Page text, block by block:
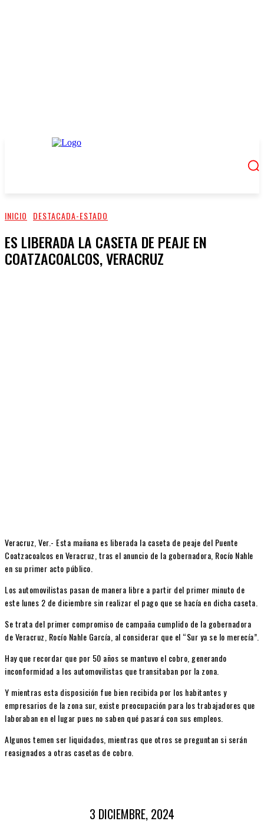
INICIO DESTACADA-ESTADO
ES LIBERADA LA CASETA DE PEAJE EN
COATZACOALCOS, VERACRUZ
Veracruz, Ver.- Esta mañana es liberada la caseta de peaje del Puente
Coatzacoalcos en Veracruz, tras el anuncio de la gobernadora, Rocío Nahle
en su primer acto público.
Los automovilistas pasan de manera libre a partir del primer minuto de
este lunes 2 de diciembre sin realizar el pago que se hacía en dicha caseta.
Se trata del primer compromiso de campaña cumplido de la gobernadora
de Veracruz, Rocío Nahle García, al considerar que el “Sur ya se lo merecía”.
Hay que recordar que por 50 años se mantuvo el cobro, generando
inconformidad a los automovilistas que transitaban por la zona.
Y mientras esta disposición fue bien recibida por los habitantes y
empresarios de la zona sur, existe preocupación para los trabajadores que
laboraban en el lugar pues no saben qué pasará con sus empleos.
Algunos temen ser liquidados, mientras que otros se preguntan si serán
reasignados a otras casetas de cobro.
3 DICIEMBRE, 2024